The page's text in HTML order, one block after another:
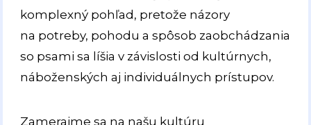
komplexný pohľad, pretože názory
na potreby, pohodu a spôsob zaobchádzania
so psami sa líšia v závislosti od kultúrnych,
náboženských aj individuálnych prístupov.
Zamerajme sa na našu kultúru